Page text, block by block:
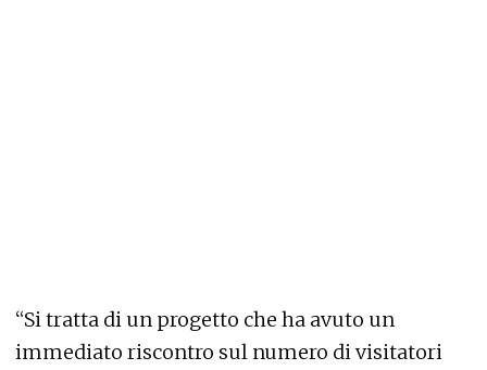
“Si tratta di un progetto che ha avuto un
immediato riscontro sul numero di visitatori